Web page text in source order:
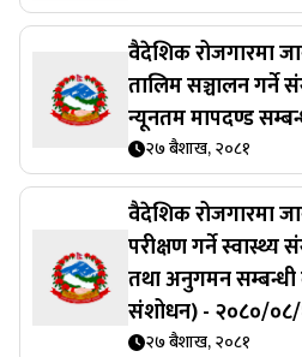
वैदेशिक रोजगारमा
तालिम सञ्चालन
न्यूनतम मापदण्ड
२७ बैशाख, २०८१
वैदेशिक रोजगारमा
परीक्षण गर्ने
तथा अनुगमन सम्बन्धी
संशोधन) - २०८०/
२७ बैशाख, २०८१